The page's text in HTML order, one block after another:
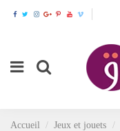
Accueil Jeux et jouets